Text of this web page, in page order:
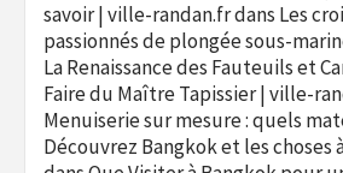
savoir | ville-randan.frdans Les
passionnés de plongée sous-
La Renaissance des Fauteuils et
Faire du Maître Tapissier | ville-
Menuiserie sur mesure : quels
Découvrez Bangkok et les choses